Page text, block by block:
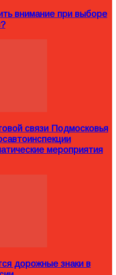
внимание при выборе
связи Подмосковья
мероприятия
дорожные знаки в